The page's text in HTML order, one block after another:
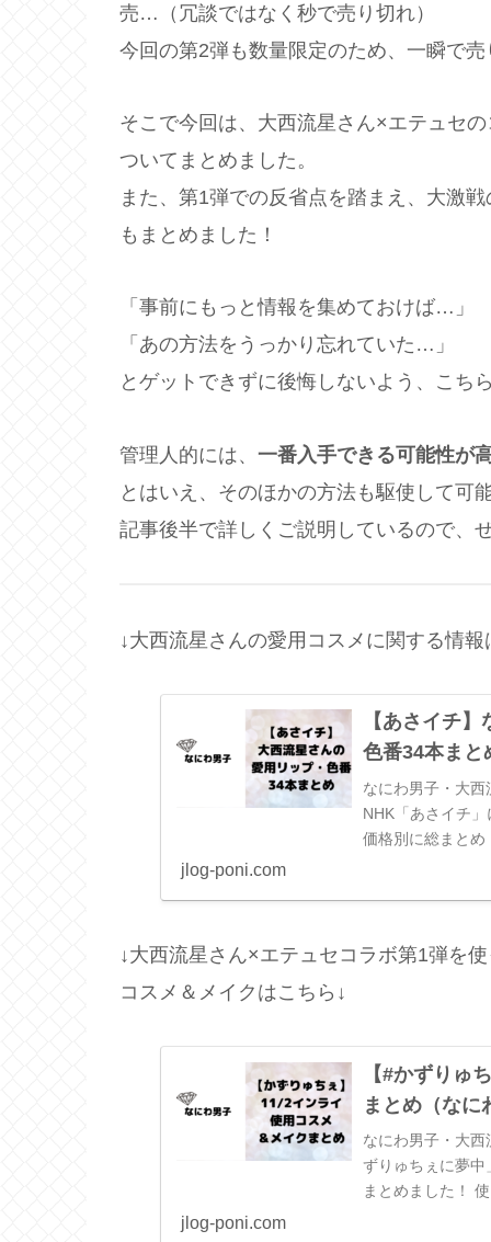
売…（冗談ではなく秒で売り切れ）
今回の第2弾も数量限定のため、一瞬で
そこで今回は、大西流星さん×エテュセ
ついてまとめました。
また、第1弾での反省点を踏まえ、大激
もまとめました！
「事前にもっと情報を集めておけば…」
「あの方法をうっかり忘れていた…」
とゲットできずに後悔しないよう、こち
管理人的には、 一番入手できる可能性が
とはいえ、そのほかの方法も駆使して
記事後半で詳しくご説明しているので、
↓大西流星さんの愛用コスメに関する情
【あさイチ
色番34本まと
なにわ男子・大
NHK「あさイチ
価格別に総まとめ
jlog-poni.com
↓大西流星さん×エテュセコラボ第1弾を
コスメ＆メイクはこちら↓
【#かずりゅ
まとめ（なに
なにわ男子・大
ずりゅちぇに夢中
まとめました！
jlog-poni.com